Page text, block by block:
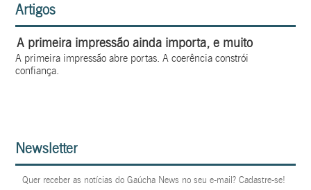
Artigos
A primeira impressão ainda importa, e muito
A primeira impressão abre portas. A coerência constrói
confiança.
Newsletter
Quer receber as notícias do Gaúcha News no seu e-mail? Cadastre-se!